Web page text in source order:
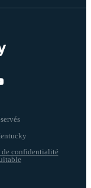
confidentialité